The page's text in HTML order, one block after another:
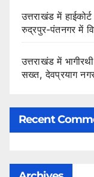
उत्तराखंड में
रुद्रपुर-पंतनगर में
उत्तराखंड में
सख्त, देवप्रयाग नगर
Recent